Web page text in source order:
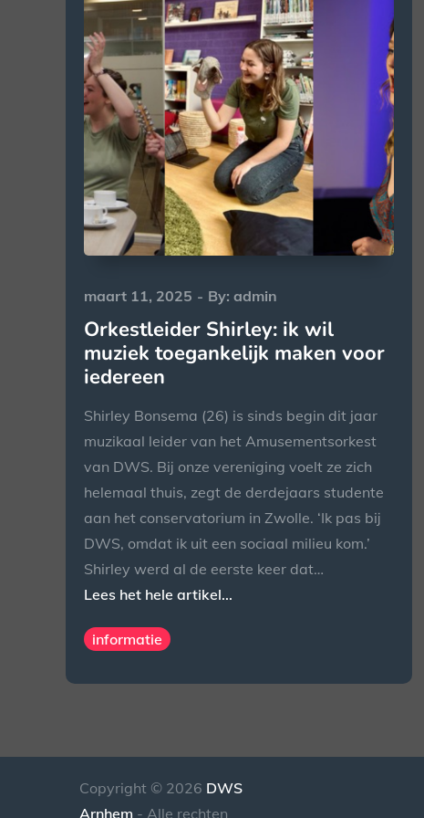
Posted
on
maart 11, 2025 By: admin
Orkestleider Shirley: ik wil
muziek toegankelijk maken voor
iedereen
Shirley Bonsema (26) is sinds begin dit jaar
muzikaal leider van het Amusementsorkest
van DWS. Bij onze vereniging voelt ze zich
helemaal thuis, zegt de derdejaars studente
aan het conservatorium in Zwolle. ‘Ik pas bij
DWS, omdat ik uit een sociaal milieu kom.’
Shirley werd al de eerste keer dat…
Lees het hele artikel...
informatie
Copyright © 2026 DWS
Arnhem - Alle rechten